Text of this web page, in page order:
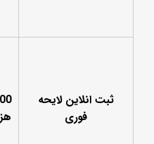
ثبت انلاین لایحه
فوری